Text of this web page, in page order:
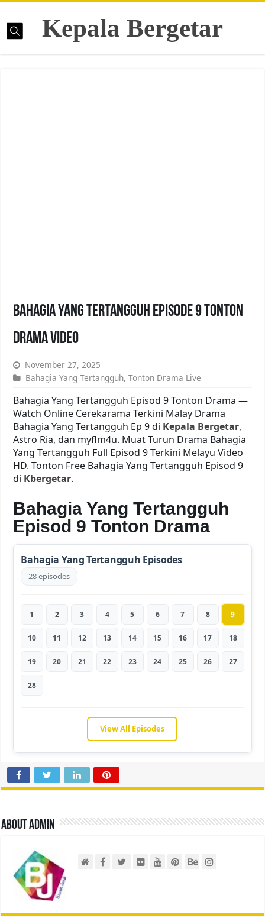
Kepala Bergetar
Bahagia Yang Tertangguh Episode 9 Tonton
Drama Video
November 27, 2025
Bahagia Yang Tertangguh,Tonton Drama Live
Bahagia Yang Tertangguh Episod 9 Tonton Drama —
Watch Online Cerekarama Terkini Malay Drama
Bahagia Yang Tertangguh Ep 9 di Kepala Bergetar,
Astro Ria, dan myflm4u. Muat Turun Drama Bahagia
Yang Tertangguh Full Episod 9 Terkini Melayu Video
HD. Tonton Free Bahagia Yang Tertangguh Episod 9
di Kbergetar.
Bahagia Yang Tertangguh
Episod 9 Tonton Drama
Bahagia Yang Tertangguh Episodes
28 episodes
1 2 3 4 5 6 7 8 9
10 11 12 13 14 15 16 17 18
19 20 21 22 23 24 25 26 27
28
View All Episodes
About admin